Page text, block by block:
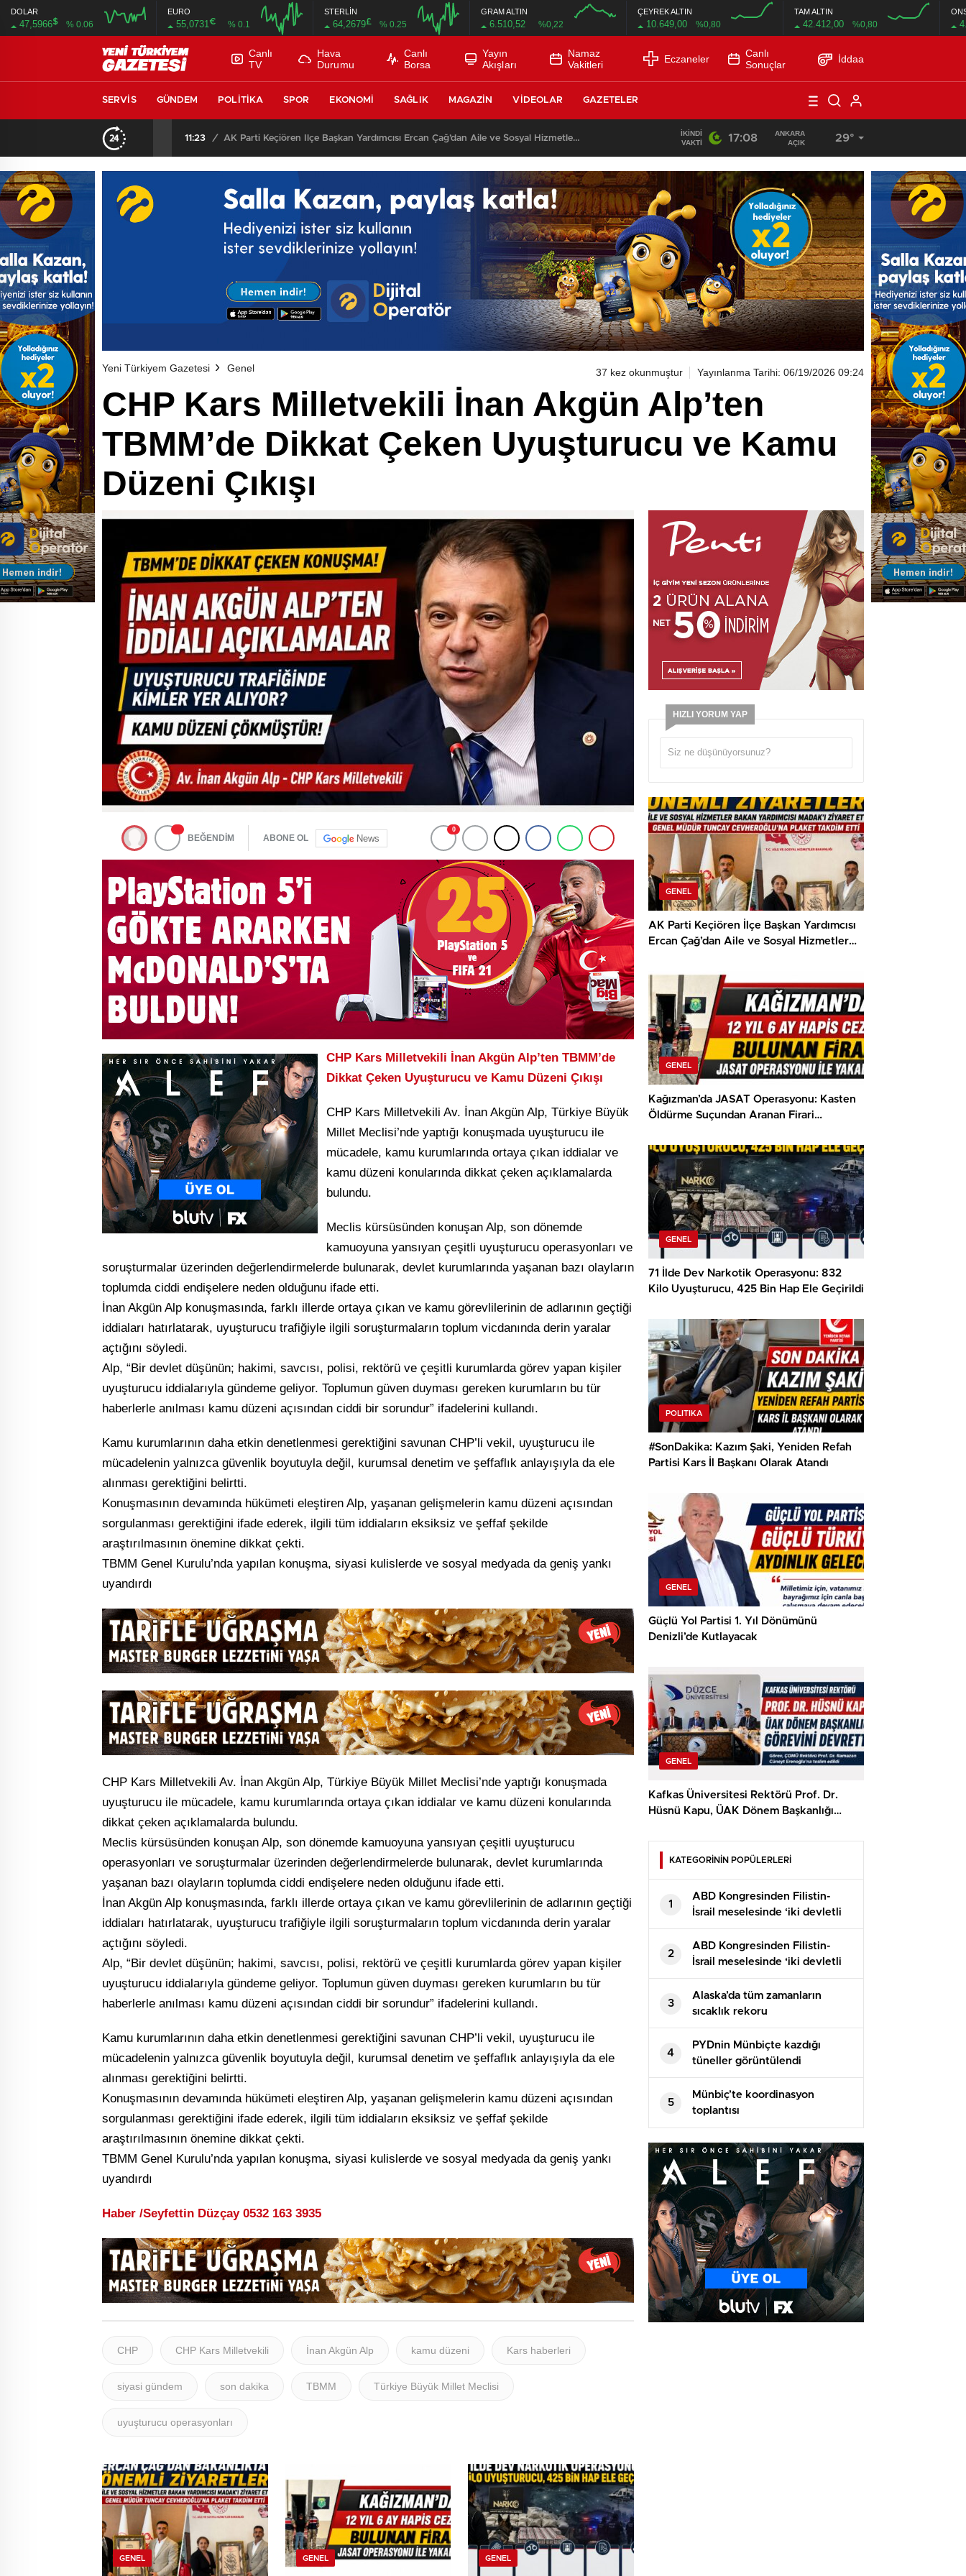
DOLAR
47,5966$ % 0.06
EURO
55,0731€ % 0.1
STERLİN
64,2679£ % 0.25
GRAM ALTIN
6.510,52 %0,22
ÇEYREK ALTIN
10.649,00 %0,80
TAM ALTIN
42.412,00 %0,80
Canlı
TV
Hava
Durumu
Canlı
Borsa
Yayın
Akışları
Namaz
Vakitleri
Eczaneler
Canlı
Sonuçlar
İddaa
SERVIS GÜNDEM POLITIKA SPOR EKONOMI SAĞLIK MAGAZIN VIDEOLAR GAZETELER
11:23 / AK Parti Keçiören İlçe Başkan Yardımcısı Ercan Çağ’dan Aile ve Sosyal Hizmetler Bakanlığı’na Önemli Ziyaret 11:14 /
İKINDI
VAKTI
17:08
ANKARA
AÇIK
29°
Yeni Türkiyem Gazetesi Genel 37 kez okunmuştur Yayınlanma Tarihi: 06/19/2026 09:24
CHP Kars Milletvekili İnan Akgün Alp’ten
TBMM’de Dikkat Çeken Uyuşturucu ve Kamu
Düzeni Çıkışı
BEĞENDİM ABONE OL News
0
CHP Kars Milletvekili İnan Akgün Alp’ten TBMM’de
Dikkat Çeken Uyuşturucu ve Kamu Düzeni Çıkışı
CHP Kars Milletvekili Av. İnan Akgün Alp, Türkiye Büyük
Millet Meclisi’nde yaptığı konuşmada uyuşturucu ile
mücadele, kamu kurumlarında ortaya çıkan iddialar ve
kamu düzeni konularında dikkat çeken açıklamalarda
bulundu.
Meclis kürsüsünden konuşan Alp, son dönemde
kamuoyuna yansıyan çeşitli uyuşturucu operasyonları ve
soruşturmalar üzerinden değerlendirmelerde bulunarak, devlet kurumlarında yaşanan bazı olayların
toplumda ciddi endişelere neden olduğunu ifade etti.
İnan Akgün Alp konuşmasında, farklı illerde ortaya çıkan ve kamu görevlilerinin de adlarının geçtiği
iddiaları hatırlatarak, uyuşturucu trafiğiyle ilgili soruşturmaların toplum vicdanında derin yaralar
açtığını söyledi.
Alp, “Bir devlet düşünün; hakimi, savcısı, polisi, rektörü ve çeşitli kurumlarda görev yapan kişiler
uyuşturucu iddialarıyla gündeme geliyor. Toplumun güven duyması gereken kurumların bu tür
haberlerle anılması kamu düzeni açısından ciddi bir sorundur” ifadelerini kullandı.
Kamu kurumlarının daha etkin denetlenmesi gerektiğini savunan CHP’li vekil, uyuşturucu ile
mücadelenin yalnızca güvenlik boyutuyla değil, kurumsal denetim ve şeffaflık anlayışıyla da ele
alınması gerektiğini belirtti.
Konuşmasının devamında hükümeti eleştiren Alp, yaşanan gelişmelerin kamu düzeni açısından
sorgulanması gerektiğini ifade ederek, ilgili tüm iddiaların eksiksiz ve şeffaf şekilde
araştırılmasının önemine dikkat çekti.
TBMM Genel Kurulu’nda yapılan konuşma, siyasi kulislerde ve sosyal medyada da geniş yankı
uyandırdı
CHP Kars Milletvekili Av. İnan Akgün Alp, Türkiye Büyük Millet Meclisi’nde yaptığı konuşmada
uyuşturucu ile mücadele, kamu kurumlarında ortaya çıkan iddialar ve kamu düzeni konularında
dikkat çeken açıklamalarda bulundu.
Meclis kürsüsünden konuşan Alp, son dönemde kamuoyuna yansıyan çeşitli uyuşturucu
operasyonları ve soruşturmalar üzerinden değerlendirmelerde bulunarak, devlet kurumlarında
yaşanan bazı olayların toplumda ciddi endişelere neden olduğunu ifade etti.
İnan Akgün Alp konuşmasında, farklı illerde ortaya çıkan ve kamu görevlilerinin de adlarının geçtiği
iddiaları hatırlatarak, uyuşturucu trafiğiyle ilgili soruşturmaların toplum vicdanında derin yaralar
açtığını söyledi.
Alp, “Bir devlet düşünün; hakimi, savcısı, polisi, rektörü ve çeşitli kurumlarda görev yapan kişiler
uyuşturucu iddialarıyla gündeme geliyor. Toplumun güven duyması gereken kurumların bu tür
haberlerle anılması kamu düzeni açısından ciddi bir sorundur” ifadelerini kullandı.
Kamu kurumlarının daha etkin denetlenmesi gerektiğini savunan CHP’li vekil, uyuşturucu ile
mücadelenin yalnızca güvenlik boyutuyla değil, kurumsal denetim ve şeffaflık anlayışıyla da ele
alınması gerektiğini belirtti.
Konuşmasının devamında hükümeti eleştiren Alp, yaşanan gelişmelerin kamu düzeni açısından
sorgulanması gerektiğini ifade ederek, ilgili tüm iddiaların eksiksiz ve şeffaf şekilde
araştırılmasının önemine dikkat çekti.
TBMM Genel Kurulu’nda yapılan konuşma, siyasi kulislerde ve sosyal medyada da geniş yankı
uyandırdı
Haber /Seyfettin Düzçay 0532 163 3935
CHP CHP Kars Milletvekili İnan Akgün Alp kamu düzeni Kars haberleri
siyasi gündem son dakika TBMM Türkiye Büyük Millet Meclisi
uyuşturucu operasyonları
GENEL GENEL GENEL
HIZLI YORUM YAP
GENEL
AK Parti Keçiören İlçe Başkan Yardımcısı
Ercan Çağ’dan Aile ve Sosyal Hizmetler
GENEL
Kağızman’da JASAT Operasyonu: Kasten
Öldürme Suçundan Aranan Firari
GENEL
71 İlde Dev Narkotik Operasyonu: 832
Kilo Uyuşturucu, 425 Bin Hap Ele Geçirildi
POLITIKA
#SonDakika: Kazım Şaki, Yeniden Refah
Partisi Kars İl Başkanı Olarak Atandı
GENEL
Güçlü Yol Partisi 1. Yıl Dönümünü
Denizli’de Kutlayacak
GENEL
Kafkas Üniversitesi Rektörü Prof. Dr.
Hüsnü Kapu, ÜAK Dönem Başkanlığı
KATEGORİNİN POPÜLERLERİ
1
ABD Kongresinden Filistin-
İsrail meselesinde ‘iki devletli
çözüme’ destek
2
ABD Kongresinden Filistin-
İsrail meselesinde ‘iki devletli
çözüme’ destek tasarısı
3
Alaska’da tüm zamanların
sıcaklık rekoru
4
PYDnin Münbiçte kazdığı
tüneller görüntülendi​
5
Münbiç’te koordinasyon
toplantısı